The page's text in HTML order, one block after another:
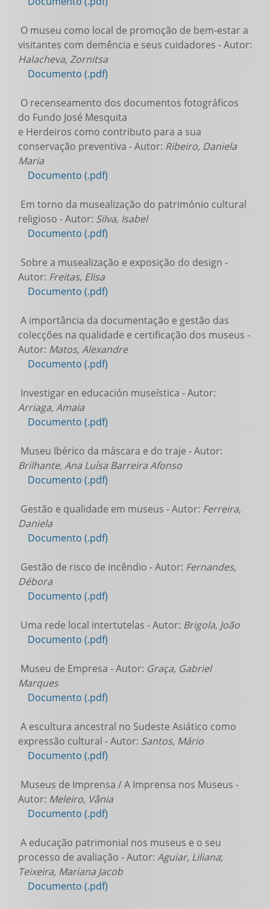
O museu como local de promoção de bem-estar a
visitantes com demência e seus cuidadores - Autor:
Halacheva, Zornitsa
Documento (.pdf)
O recenseamento dos documentos fotográficos
do Fundo José Mesquita
e Herdeiros como contributo para a sua
conservação preventiva - Autor: Ribeiro, Daniela
Maria
Documento (.pdf)
Em torno da musealização do património cultural
religioso - Autor: Silva, Isabel
Documento (.pdf)
Sobre a musealização e exposição do design -
Autor: Freitas, Elisa
Documento (.pdf)
A importância da documentação e gestão das
colecções na qualidade e certificação dos museus -
Autor: Matos, Alexandre
Documento (.pdf)
Investigar en educación museística - Autor:
Arriaga, Amaia
Documento (.pdf)
Museu Ibérico da máscara e do traje - Autor:
Brilhante, Ana Luísa Barreira Afonso
Documento (.pdf)
Gestão e qualidade em museus - Autor: Ferreira,
Daniela
Documento (.pdf)
Gestão de risco de incêndio - Autor: Fernandes,
Débora
Documento (.pdf)
Uma rede local intertutelas - Autor: Brigola, João
Documento (.pdf)
Museu de Empresa - Autor: Graça, Gabriel
Marques
Documento (.pdf)
A escultura ancestral no Sudeste Asiático como
expressão cultural - Autor: Santos, Mário
Documento (.pdf)
Museus de Imprensa / A Imprensa nos Museus -
Autor: Meleiro, Vânia
Documento (.pdf)
A educação patrimonial nos museus e o seu
processo de avaliação - Autor: Aguiar, Liliana;
Teixeira, Mariana Jacob
Documento (.pdf)